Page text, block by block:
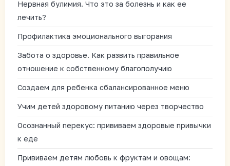
Нервная булимия. Что это за болезнь и как ее
лечить?
Профилактика эмоционального выгорания
Забота о здоровье. Как развить правильное
отношение к собственному благополучию
Создаем для ребенка сбалансированное меню
Учим детей здоровому питанию через творчество
Осознанный перекус: прививаем здоровые привычки
к еде
Прививаем детям любовь к фруктам и овощам: